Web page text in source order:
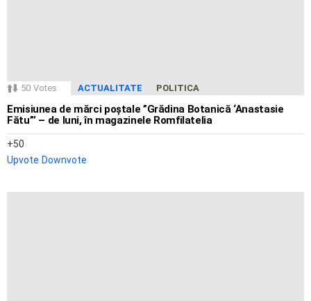
50 Votes ACTUALITATE POLITICA
Emisiunea de mărci poștale ”Grădina Botanică ‘Anastasie
Fătu”’ – de luni, în magazinele Romfilatelia
50
Upvote Downvote